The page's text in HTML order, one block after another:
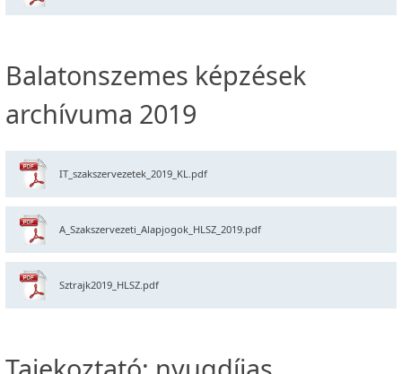
Balatonszemes képzések
archívuma 2019
IT_szakszervezetek_2019_KL.pdf
A_Szakszervezeti_Alapjogok_HLSZ_2019.pdf
Sztrajk2019_HLSZ.pdf